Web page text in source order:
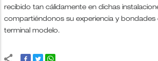
recibido tan cálidamente en dichas
compartiéndonos su experiencia y bondades
terminal modelo.